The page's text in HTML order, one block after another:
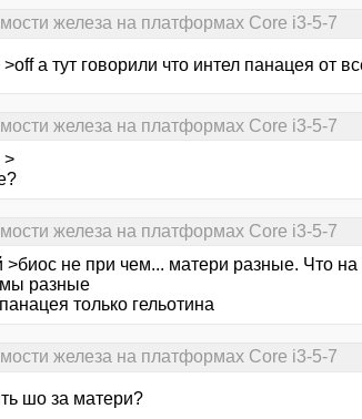
железа на платформах Core i3-5-7
а тут говорили что интел панацея от
железа на платформах Core i3-5-7
>
железа на платформах Core i3-5-7
>биос не при чем... матери разные. Что
разные
только гельотина
железа на платформах Core i3-5-7
шо за матери?